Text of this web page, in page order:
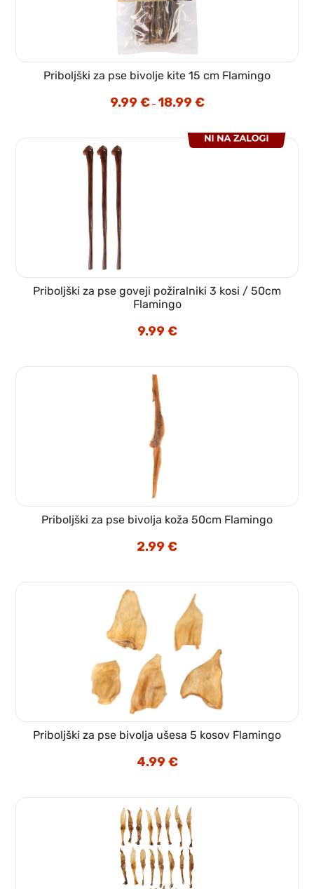
Priboljški za pse bivolje kite 15 cm Flamingo
9.99€ – 18.99€Cenovni
razpon:
18.99 €
Priboljški za pse goveji požiralniki 3 kosi / 50cm
Flamingo
9.99€
Priboljški za pse bivolja koža 50cm Flamingo
2.99€
Priboljški za pse bivolja ušesa 5 kosov Flamingo
4.99€